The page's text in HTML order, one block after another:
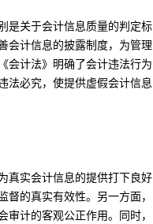
是关于会计信息质量的判定标
会计信息的披露制度，为管理
会计法》明确了会计违法行为
法必究，使提供虚假会计信息
真实会计信息的提供打下良好
的真实有效性。另一方面，
计的客观公正作用。同时，